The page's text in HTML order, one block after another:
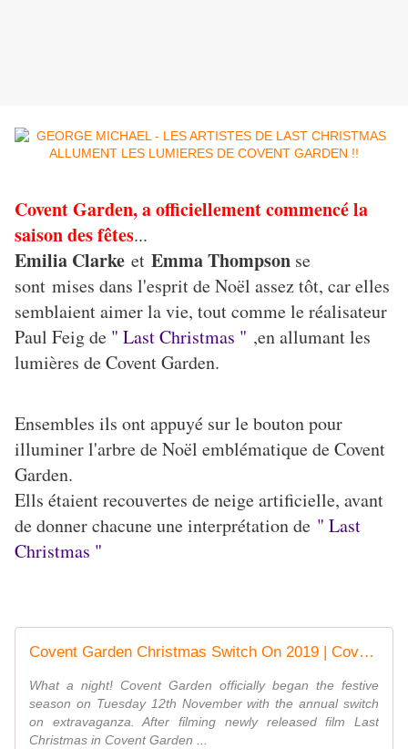
Covent Garden, a officiellement commencé la
saison des fêtes...
Emilia Clarke et Emma Thompson se
sont mises dans l'esprit de Noël assez tôt, car elles
semblaient aimer la vie, tout comme le réalisateur
Paul Feig de " Last Christmas " ,en allumant les
lumières de Covent Garden.
Ensembles ils ont appuyé sur le bouton pour
illuminer l'arbre de Noël emblématique de Covent
Garden.
Ells étaient recouvertes de neige artificielle, avant
de donner chacune une interprétation de " Last
Christmas "
Covent Garden Christmas Switch On 2019 | Covent Garden London
What a night! Covent Garden officially began the festive
season on Tuesday 12th November with the annual switch
on extravaganza. After filming newly released film Last
Christmas in Covent Garden ...